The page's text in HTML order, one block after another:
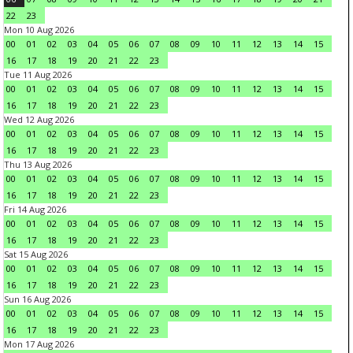
22
23
Mon 10 Aug 2026
00
01 02 03 04 05 06 07 08 09 10 11 12 13 14
15
16
17 18 19 20 21 22
23
Tue 11 Aug 2026
00
01 02 03 04 05 06 07 08 09 10 11 12 13 14
15
16
17 18 19 20 21 22
23
Wed 12 Aug 2026
00
01 02 03 04 05 06 07 08 09 10 11 12 13 14
15
16
17 18 19 20 21 22
23
Thu 13 Aug 2026
00
01 02 03 04 05 06 07 08 09 10 11 12 13 14
15
16
17 18 19 20 21 22
23
Fri 14 Aug 2026
00
01 02 03 04 05 06 07 08 09 10 11 12 13 14
15
16
17 18 19 20 21 22
23
Sat 15 Aug 2026
00
01 02 03 04 05 06 07 08 09 10 11 12 13 14
15
16
17 18 19 20 21 22
23
Sun 16 Aug 2026
00
01 02 03 04 05 06 07 08 09 10 11 12 13 14
15
16
17 18 19 20 21 22
23
Mon 17 Aug 2026